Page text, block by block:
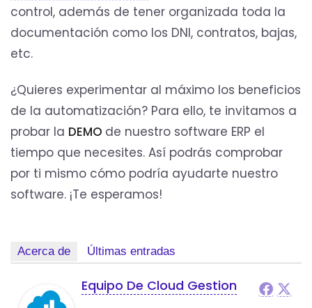
control, además de tener organizada toda la
documentación como los DNI, contratos, bajas,
etc.
¿Quieres experimentar al máximo los beneficios
de la automatización? Para ello, te invitamos a
probar la DEMO de nuestro software ERP el
tiempo que necesites. Así podrás comprobar
por ti mismo cómo podría ayudarte nuestro
software. ¡Te esperamos!
Acerca de Últimas entradas
Equipo De Cloud Gestion